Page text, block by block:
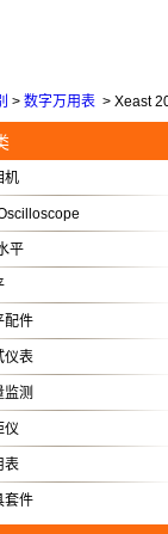
> 数字万用表 > Xeast
机
平
配件
仪表
监测
仪
表
套件